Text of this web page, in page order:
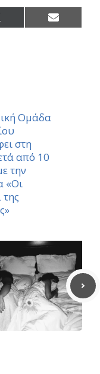
Share
on
Ομάδα
στη
από 10
την
«Οι